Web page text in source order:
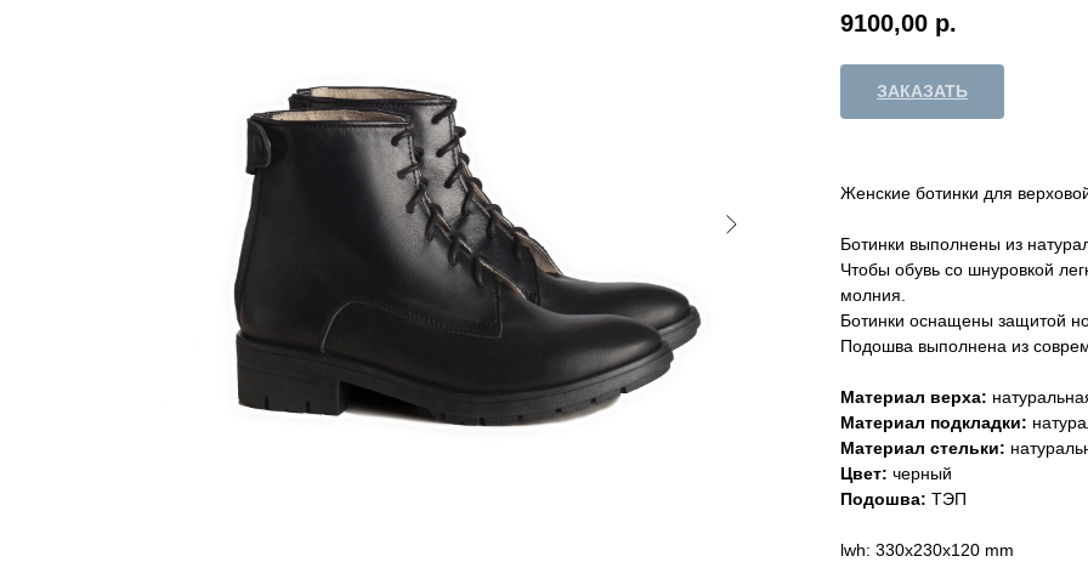
9100,00 р.
ЗАКАЗАТЬ
Женские ботинки для
Ботинки выполнены из
Чтобы обувь со шнуровкой
молния.
Ботинки оснащены защитой
Подошва выполнена из
Материал верха:
Материал подкладки:
Материал стельки:
Цвет: черный
Подошва: ТЭП
lwh: 330x230x120 mm